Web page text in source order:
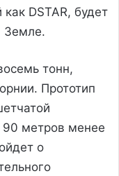
DSTAR, будет
Земле.
тонн,
Прототип
90 метров менее
о